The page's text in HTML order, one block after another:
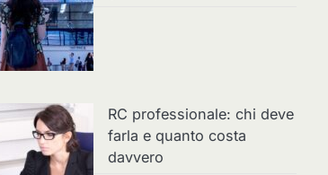
RC professionale: chi deve
farla e quanto costa
davvero